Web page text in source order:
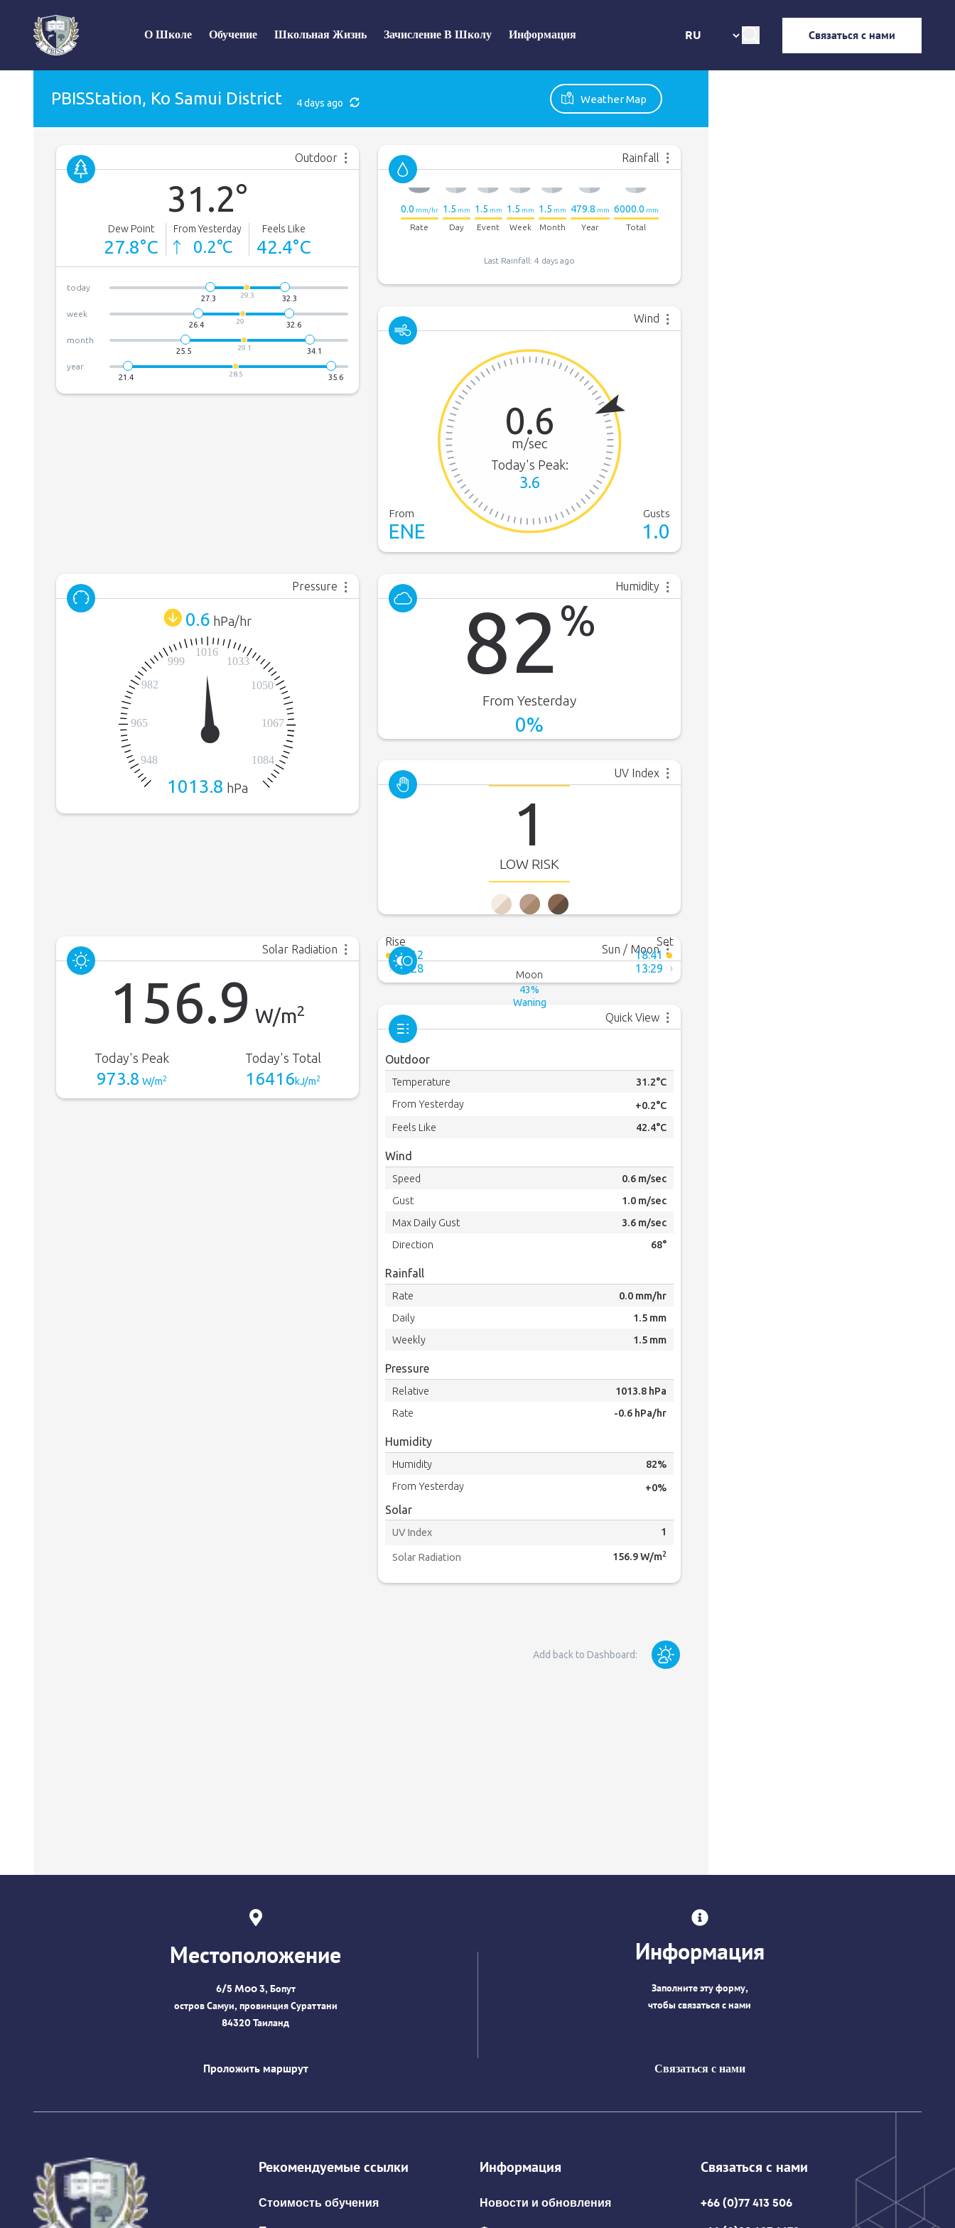
О Школе Обучение Школьная Жизнь Зачисление В Школу Информация Связаться с нами
Местоположение
6/5 Moo 3, Бопут
остров Самуи, провинция Сураттани
84320 Таиланд
Проложить маршрут
Информация
Заполните эту форму,
чтобы связаться с нами
Связаться с нами
Рекомендуемые ссылки
Стоимость обучения
Информация
Новости и обновления
Связаться с нами
+66 (0)77 413 506